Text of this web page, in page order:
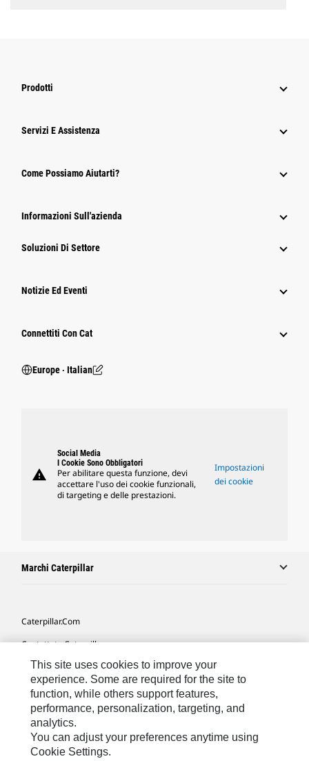
Prodotti
Servizi E Assistenza
Come Possiamo Aiutarti?
Informazioni Sull'azienda
Soluzioni Di Settore
Notizie Ed Eventi
Connettiti Con Cat
Europe ‧ Italian
warning
Social Media
I Cookie Sono Obbligatori
Per abilitare questa funzione, devi
accettare l'uso dei cookie funzionali,
di targeting e delle prestazioni.
Impostazioni
dei cookie
Marchi Caterpillar
Caterpillar.com
Contattate Caterpillar
Le Mie Preferenze Di Marketing
Mappa Del Sito
Cookie Settings
Informazioni Legali
Tutela Della Privacy
This site uses cookies to improve your
experience. Some are required for the site to
function, while others support features,
performance, personalization, targeting, and
analytics.
You can adjust your preferences anytime using
Cookie Settings.